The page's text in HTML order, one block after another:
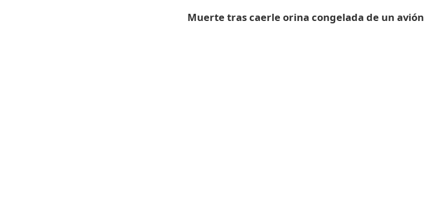
Muerte tras caerle orina congelada de un avión